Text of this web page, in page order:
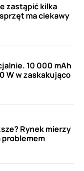
zastąpić kilka
ma ciekawy
10 000 mAh
W w zaskakująco
Rynek mierzy
problemem